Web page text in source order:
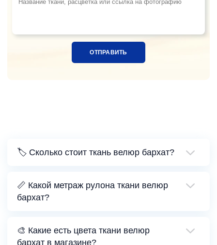
🏷️ Сколько стоит ткань велюр бархат?
📏 Какой метраж рулона ткани велюр
бархат?
🎨 Какие есть цвета ткани велюр
бархат в магазине?